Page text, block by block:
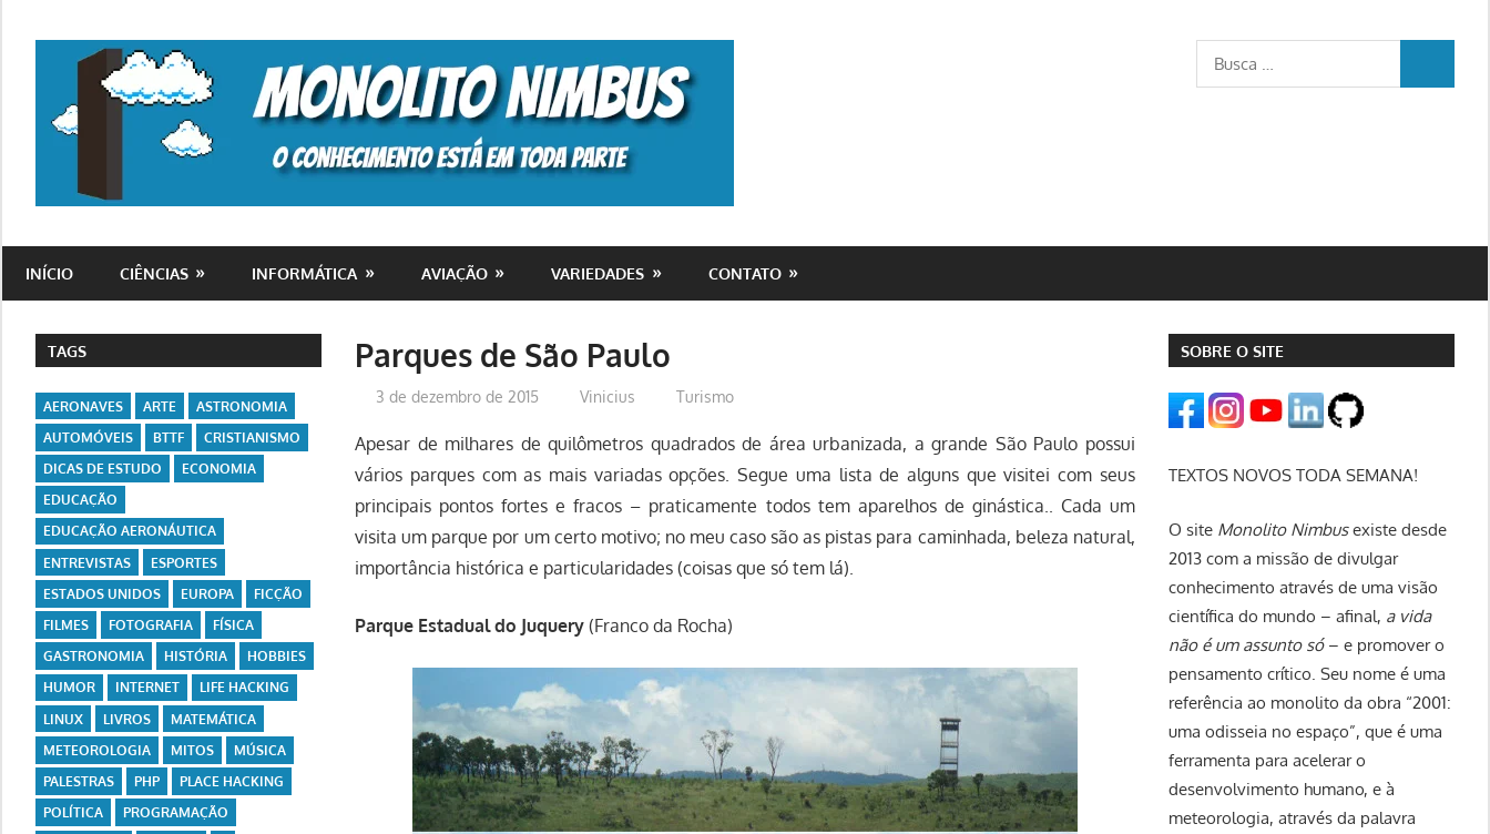
está
toda
parte
Busca
para:
INÍCIO CIÊNCIAS INFORMÁTICA AVIAÇÃO VARIEDADES CONTATO
Parques de São Paulo
3 de dezembro de 2015 Vinicius Turismo
Apesar de milhares de quilômetros quadrados de área urbanizada, a grande São Paulo possui
vários parques com as mais variadas opções. Segue uma lista de alguns que visitei com seus
principais pontos fortes e fracos – praticamente todos tem aparelhos de ginástica.. Cada um
visita um parque por um certo motivo; no meu caso são as pistas para caminhada, beleza natural,
importância histórica e particularidades (coisas que só tem lá).
Parque Estadual do Juquery (Franco da Rocha)
TAGS
AERONAVES ARTE
ASTRONOMIA
AUTOMÓVEIS
BTTF
CRISTIANISMO
DICAS DE ESTUDO
ECONOMIA
EDUCAÇÃO
EDUCAÇÃO AERONÁUTICA
ENTREVISTAS
ESPORTES
ESTADOS UNIDOS
EUROPA
FICÇÃO
FILMES
FOTOGRAFIA
FÍSICA
GASTRONOMIA
HISTÓRIA
HOBBIES
HUMOR
INTERNET
LIFE HACKING
LINUX
LIVROS
MATEMÁTICA
METEOROLOGIA
MITOS
MÚSICA
PALESTRAS
PHP
PLACE HACKING
POLÍTICA
PROGRAMAÇÃO
SOBRE O SITE
TEXTOS NOVOS TODA SEMANA!
O site Monolito Nimbusexiste desde
2013 com a missão de divulgar
conhecimento através de uma visão
científica do mundo – afinal, a vida
não é um assunto só– e promover o
pensamento crítico. Seu nome é uma
referência ao monolito da obra “2001:
uma odisseia no espaço”, que é uma
ferramenta para acelerar o
desenvolvimento humano, e à
meteorologia, através da palavra